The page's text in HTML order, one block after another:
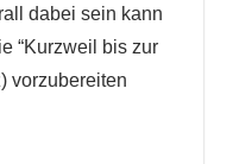
dabei sein kann
“Kurzweil bis zur
vorzubereiten